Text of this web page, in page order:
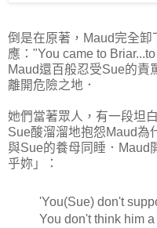
倒是在原著，Maud完全卸
應："You came to
Maud還百般忍受Sue的責
離開危險之地．
她們當著眾人，有一段坦
Sue酸溜溜地抱怨Maud為
與Sue的養母同睡．Maud
乎妳」：
'You(Sue) don't
You don't think him